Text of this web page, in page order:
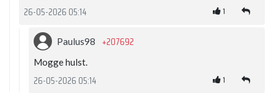
26-05-2026 05:14 1
Paulus98 +207692
Mogge hulst.
26-05-2026 05:14 1